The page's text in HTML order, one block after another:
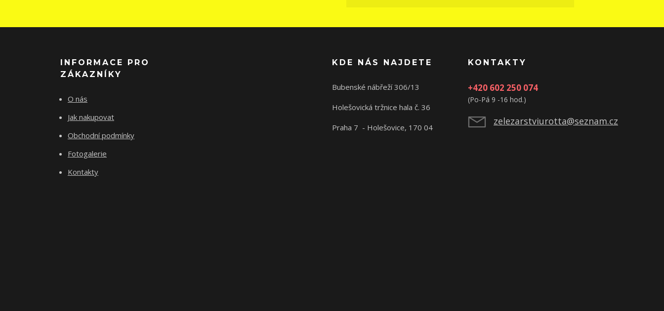
INFORMACE PRO
ZÁKAZNÍKY
O nás
Jak nakupovat
Obchodní podmínky
Fotogalerie
Kontakty
KDE NÁS NAJDETE
Bubenské nábřeží 306/13
Holešovická tržnice hala č. 36
Praha 7 - Holešovice, 170 04
KONTAKTY
+420 602 250 074
(Po-Pá 9 -16 hod.)
zelezarstviurotta@seznam.cz